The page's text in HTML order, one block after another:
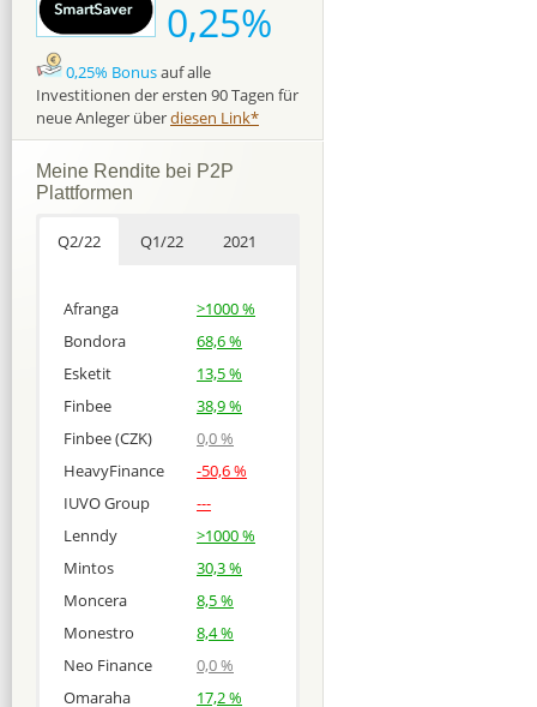
0,25%
0,25% Bonusauf alle
Investitionen der ersten 90 Tagen für
neue Anleger überdiesen Link*
Meine Rendite bei P2P
Plattformen
Q2/22 Q1/22 2021
Afranga
>1000 %
Bondora
68,6 %
Esketit
13,5 %
Finbee
38,9 %
Finbee (CZK)
0,0 %
HeavyFinance
-50,6 %
IUVO Group
---
Lenndy
>1000 %
Mintos
30,3 %
Moncera
8,5 %
Monestro
8,4 %
Neo Finance
0,0 %
Omaraha
17,2 %